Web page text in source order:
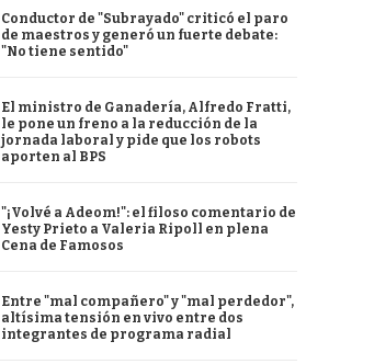
Conductor de "Subrayado" criticó el paro
de maestros y generó un fuerte debate:
"No tiene sentido"
El ministro de Ganadería, Alfredo Fratti,
le pone un freno a la reducción de la
jornada laboral y pide que los robots
aporten al BPS
"¡Volvé a Adeom!": el filoso comentario de
Yesty Prieto a Valeria Ripoll en plena
Cena de Famosos
Entre "mal compañero" y "mal perdedor",
altísima tensión en vivo entre dos
integrantes de programa radial